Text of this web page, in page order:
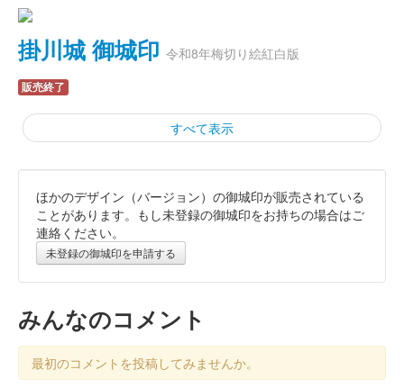
掛川城 御城印 令和8年梅切り絵紅白版
販売終了
すべて表示
掛川城 御城印 令和8年梅切り絵紅白版
販売終了
掛川城 御城印 令和8年正月限定版
販売終了
ほかのデザイン（バージョン）の御城印が販売されている
ことがあります。もし未登録の御城印をお持ちの場合はご
連絡ください。
未登録の御城印を申請する
みんなのコメント
最初のコメントを投稿してみませんか。